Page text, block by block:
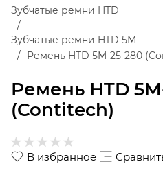
Ремень HTD
(Contitech)
Зубчатые ремни HTD
Зубчатые ремни HTD 5M
Ремень HTD 5M-25-280
В избранное